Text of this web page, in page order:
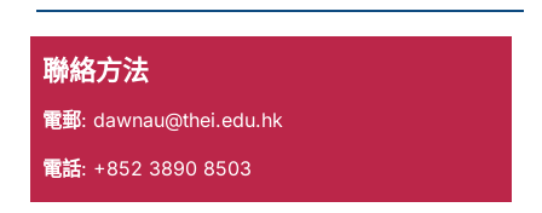
聯絡方法
電郵: dawnau@thei.edu.hk
電話: +852 3890 8503